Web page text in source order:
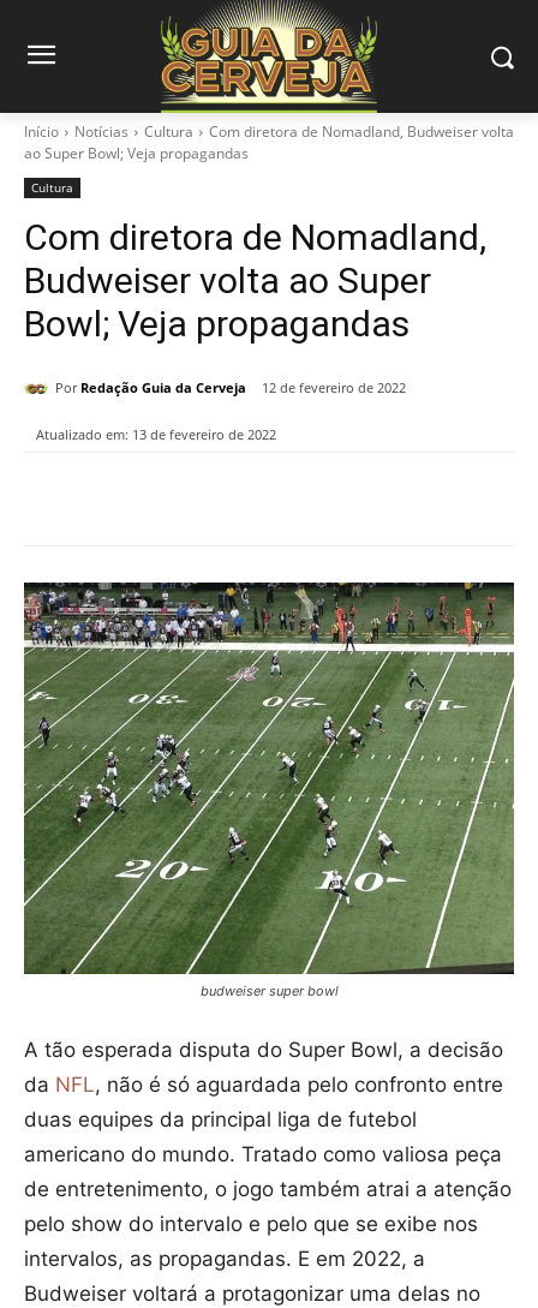
Início Notícias Cultura
Com diretora de Nomadland, Budweiser volta
ao Super Bowl; Veja propagandas
Cultura
Com diretora de Nomadland,
Budweiser volta ao Super
Bowl; Veja propagandas
Por Redação Guia da Cerveja 12 de fevereiro de 2022
Atualizado em: 13 de fevereiro de 2022
budweiser super bowl
A tão esperada disputa do Super Bowl, a decisão
da NFL, não é só aguardada pelo confronto entre
duas equipes da principal liga de futebol
americano do mundo. Tratado como valiosa peça
de entretenimento, o jogo também atrai a atenção
pelo show do intervalo e pelo que se exibe nos
intervalos, as propagandas. E em 2022, a
Budweiser voltará a protagonizar uma delas no